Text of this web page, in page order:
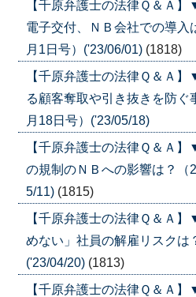
【千原弁護士の法律Ｑ＆Ａ
電子交付、ＮＢ会社での導入
月1日号）('23/06/01) (1818)
【千原弁護士の法律Ｑ＆Ａ
る顧客奪取や引き抜きを防ぐ
月18日号）('23/05/18)
【千原弁護士の法律Ｑ＆Ａ
の規制のＮＢへの影響は？（
5/11) (1815)
【千原弁護士の法律Ｑ＆Ａ
めない」社員の解雇リスクは
('23/04/20) (1813)
【千原弁護士の法律Ｑ＆Ａ